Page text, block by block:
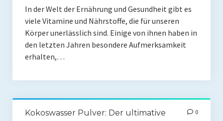
Rezepte
Brainfood
Fleisch und Geflügel
In der Welt der Ernährung und Gesundheit gibt es
viele Vitamine und Nährstoffe, die für unseren
Körper unerlässlich sind. Einige von ihnen haben in
den letzten Jahren besondere Aufmerksamkeit
erhalten,…
Kokoswasser Pulver: Der ultimative
0